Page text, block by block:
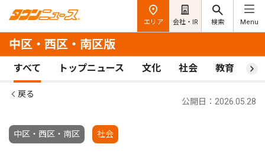
エリア 会社・IR 検索 Menu
中区・西区・南区版
すべて トップニュース 文化 社会 教育 ス
戻る
中区・西区・南区 社会
公開日：2026.05.28